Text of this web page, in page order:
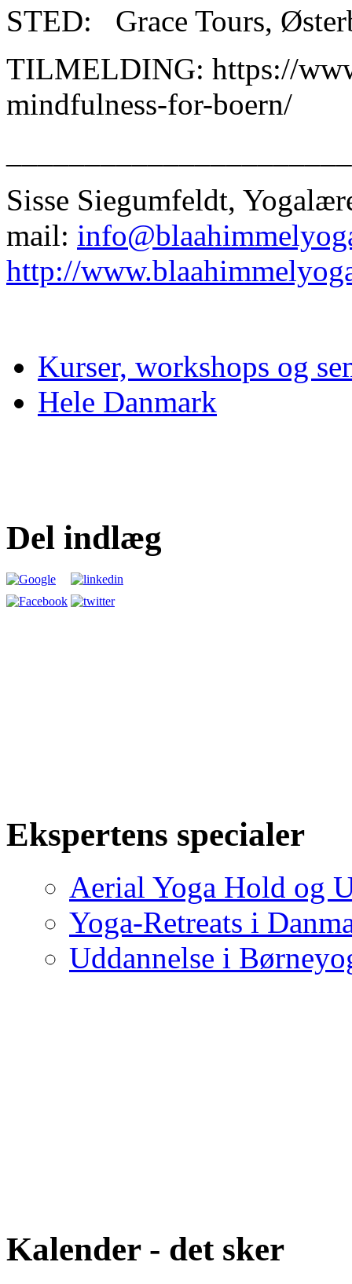
STED: Grace Tours,
TILMELDING: https://
mindfulness-for-boern/
Sisse Siegumfeldt,
mail:
http://
Kurser, workshops og
Hele Danmark
Del indlæg
Ekspertens specialer
Aerial Yoga Hold og
Yoga-Retreats i
Uddannelse i
Kalender - det sker